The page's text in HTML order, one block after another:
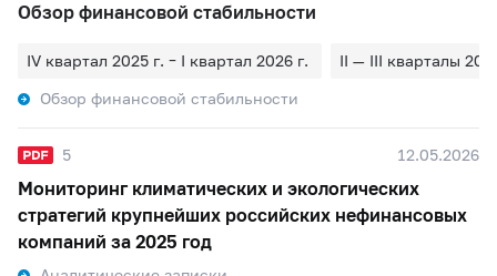
Обзор финансовой стабильности
IV квартал 2025 г. – I квартал 2026 г.
II — III кварталы
Обзор финансовой стабильности
5 12.05.2026
Мониторинг климатических и экологических
стратегий крупнейших российских нефинансовых
компаний за 2025 год